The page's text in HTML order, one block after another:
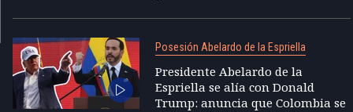
Posesión Abelardo de la Espriella
Presidente Abelardo de la
Espriella se alía con Donald
Trump: anuncia que Colombia se